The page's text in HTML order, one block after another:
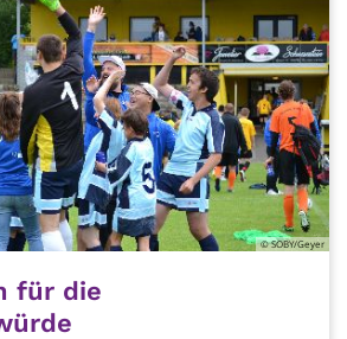
© SOBY/Geyer
für die